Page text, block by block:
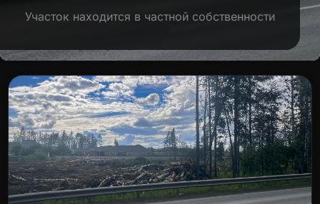
Участок находится в частной собственности